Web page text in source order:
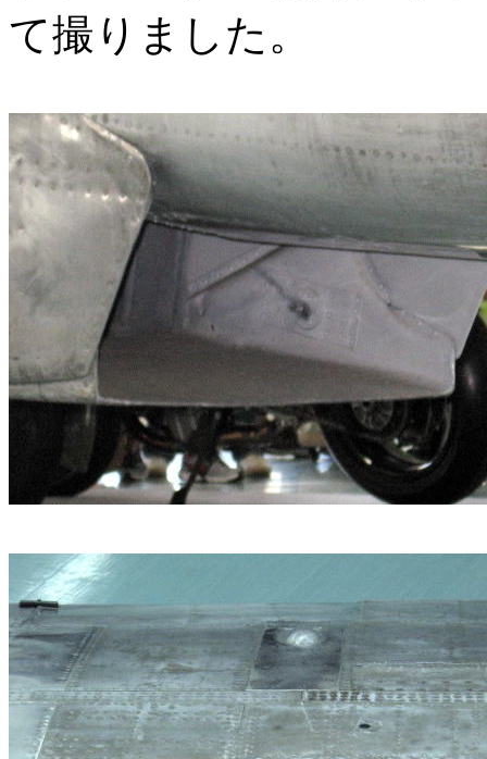
て撮りました。